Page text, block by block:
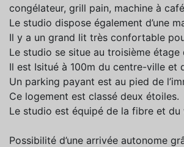
congélateur, grill pain, machine à
Le studio dispose également d’une
Il y a un grand lit très confortable
Le studio se situe au troisième étage
Il est Isitué à 100m du centre-ville et
Un parking payant est au pied de
Ce logement est classé deux étoiles.
Le studio est équipé de la fibre et
Possibilité d’une arrivée autonome